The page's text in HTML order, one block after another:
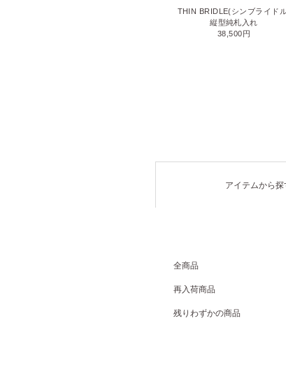
THIN BRIDLE(シンブライド
縦型純札入れ
38,500円
アイテムから探
全商品
再入荷商品
残りわずかの商品